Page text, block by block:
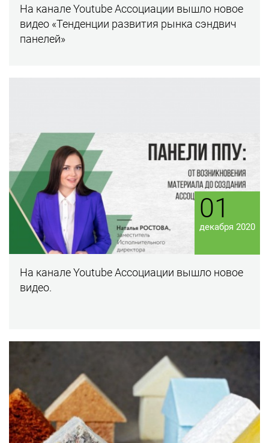
На канале Youtube Ассоциации вышло новое
видео «Тенденции развития рынка сэндвич
панелей»
На канале Youtube Ассоциации вышло новое
видео.
01
декабря 2020